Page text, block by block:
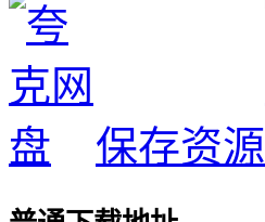
保存资源